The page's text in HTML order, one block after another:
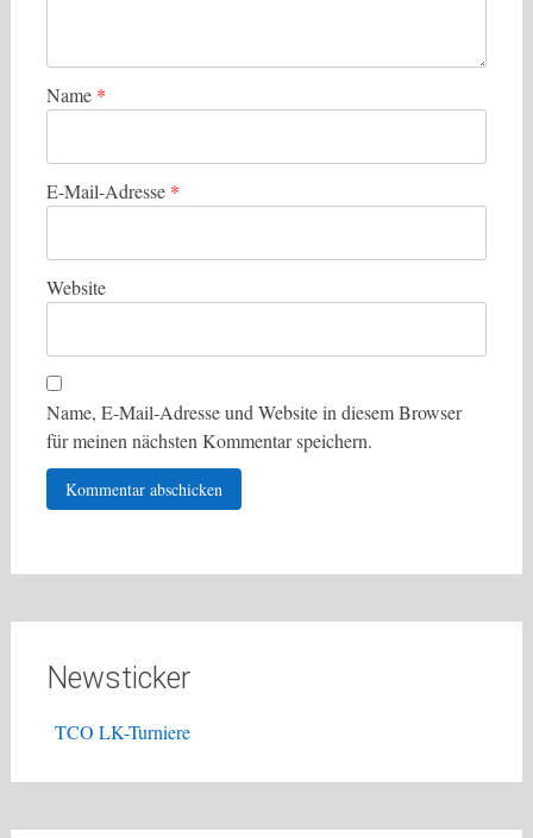
Name *
E-Mail-Adresse *
Website
Name, E-Mail-Adresse und Website in diesem Browser
für meinen nächsten Kommentar speichern.
Newsticker
TCO LK-Turniere